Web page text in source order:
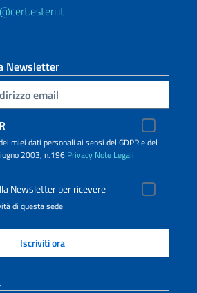
Newsletter
miei dati personali ai sensi del GDPR e del
2003, n.196 Privacy Note Legali
Newsletter per ricevere
di questa sede